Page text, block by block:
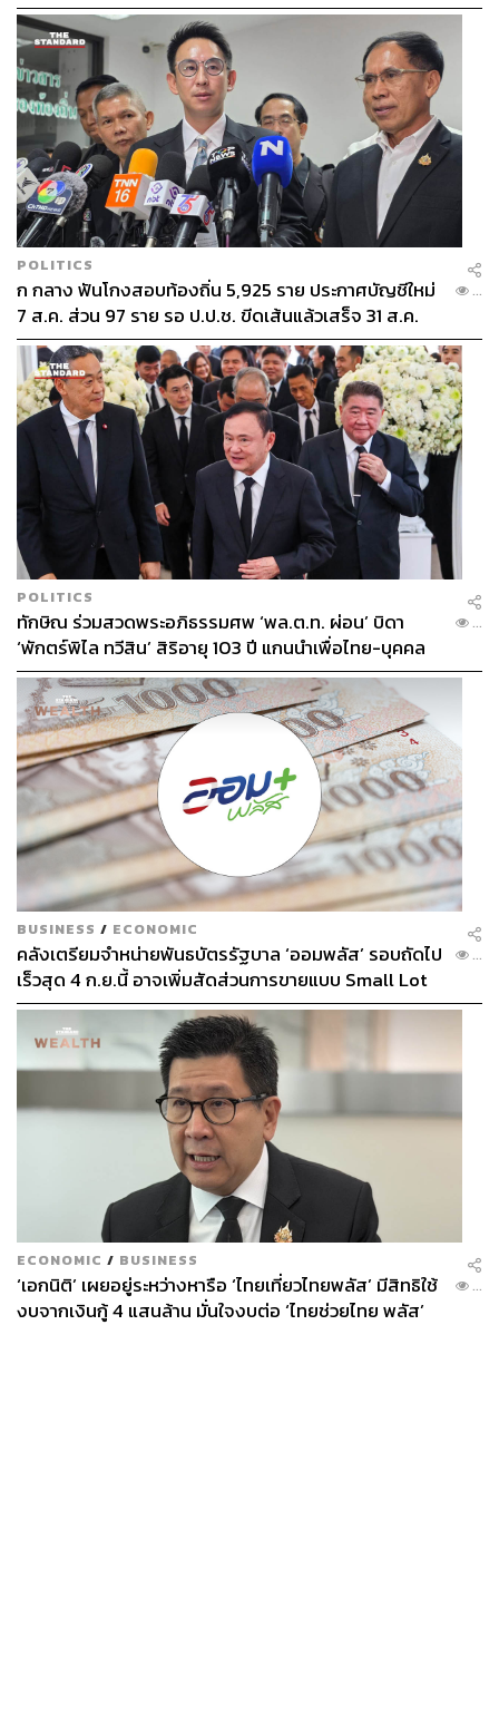
POLITICS
ก กลาง ฟันโกงสอบท้องถิ่น 5,925 ราย ประกาศบัญชีใหม่
7 ส.ค. ส่วน 97 ราย รอ ป.ป.ช. ขีดเส้นแล้วเสร็จ 31 ส.ค.
...
POLITICS
ทักษิณ ร่วมสวดพระอภิธรรมศพ ‘พล.ต.ท. ผ่อน’ บิดา
‘พักตร์พิไล ทวีสิน’ สิริอายุ 103 ปี แกนนำเพื่อไทย-บุคคล
หลากวงการร่วมอาลัย
...
BUSINESS / ECONOMIC
คลังเตรียมจำหน่ายพันธบัตรรัฐบาล ‘ออมพลัส’ รอบถัดไป
เร็วสุด 4 ก.ย.นี้ อาจเพิ่มสัดส่วนการขายแบบ Small Lot
First มากขึ้น
...
ECONOMIC / BUSINESS
‘เอกนิติ’ เผยอยู่ระหว่างหารือ ‘ไทยเที่ยวไทยพลัส’ มีสิทธิใช้
งบจากเงินกู้ 4 แสนล้าน มั่นใจงบต่อ ‘ไทยช่วยไทย พลัส’
...